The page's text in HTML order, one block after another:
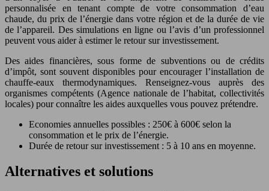
personnalisée en tenant compte de votre consommation d’eau
chaude, du prix de l’énergie dans votre région et de la durée de vie
de l’appareil. Des simulations en ligne ou l’avis d’un professionnel
peuvent vous aider à estimer le retour sur investissement.
Des aides financières, sous forme de subventions ou de crédits
d’impôt, sont souvent disponibles pour encourager l’installation de
chauffe-eaux thermodynamiques. Renseignez-vous auprès des
organismes compétents (Agence nationale de l’habitat, collectivités
locales) pour connaître les aides auxquelles vous pouvez prétendre.
Economies annuelles possibles : 250€ à 600€ selon la
consommation et le prix de l’énergie.
Durée de retour sur investissement : 5 à 10 ans en moyenne.
Alternatives et solutions